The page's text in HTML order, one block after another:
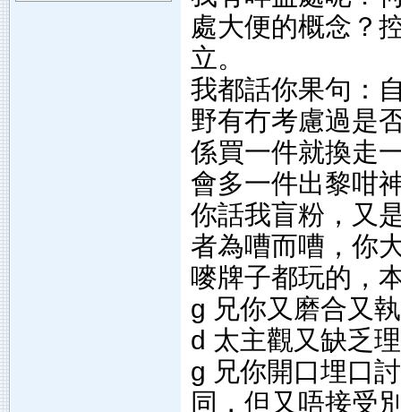
處大便的概念？
立。
我都話你果句：
野有冇考慮過是
係買一件就換走
會多一件出黎咁
你話我盲粉，又
者為嘈而嘈，你
嘜牌子都玩的，
g 兄你又磨合又
d 太主觀又缺乏
g 兄你開口埋口
同，但又唔接受